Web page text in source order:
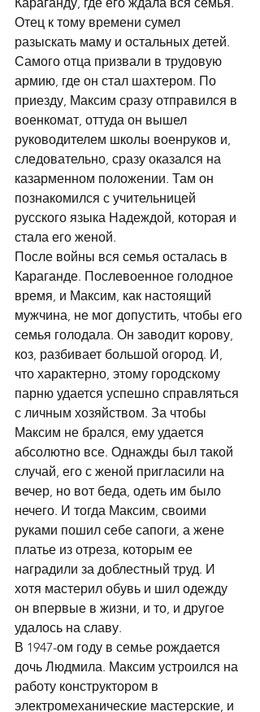
Отец к тому времени сумел
разыскать маму и остальных детей.
Самого отца призвали в трудовую
армию, где он стал шахтером. По
приезду, Максим сразу отправился в
военкомат, оттуда он вышел
руководителем школы военруков и,
следовательно, сразу оказался на
казарменном положении. Там он
познакомился с учительницей
русского языка Надеждой, которая и
стала его женой.
После войны вся семья осталась в
Караганде. Послевоенное голодное
время, и Максим, как настоящий
мужчина, не мог допустить, чтобы его
семья голодала. Он заводит корову,
коз, разбивает большой огород. И,
что характерно, этому городскому
парню удается успешно справляться
с личным хозяйством. За чтобы
Максим не брался, ему удается
абсолютно все. Однажды был такой
случай, его с женой пригласили на
вечер, но вот беда, одеть им было
нечего. И тогда Максим, своими
руками пошил себе сапоги, а жене
платье из отреза, которым ее
наградили за доблестный труд. И
хотя мастерил обувь и шил одежду
он впервые в жизни, и то, и другое
удалось на славу.
В 1947-ом году в семье рождается
дочь Людмила. Максим устроился на
работу конструктором в
электромеханические мастерские, и